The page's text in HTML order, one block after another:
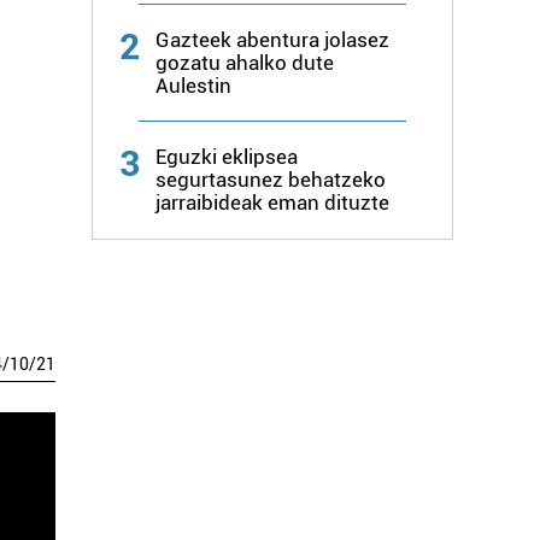
/10/21
2
Gazteek abentura jolasez
gozatu ahalko dute
Aulestin
3
Eguzki eklipsea
segurtasunez behatzeko
jarraibideak eman dituzte